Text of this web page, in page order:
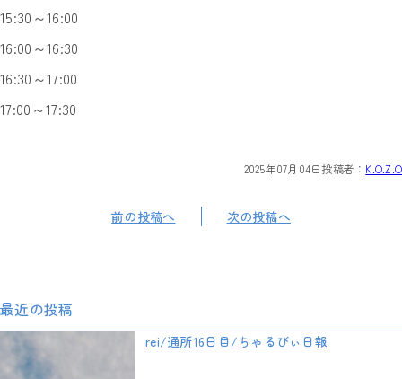
15:30～16:00
16:00～16:30
16:30～17:00
17:00～17:30
2025年07月04日投稿者： K.O.Z.O
前の投稿へ 次の投稿へ
最近の投稿
rei/通所16日目/ちゃるびぃ日報